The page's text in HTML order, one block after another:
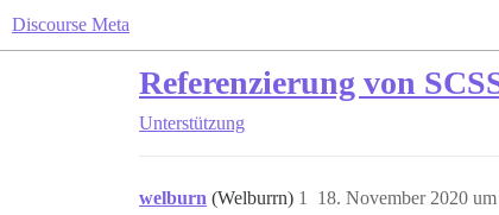
Discourse Meta
Referenzierung von
Unterstützung
welburn (Welburrn) 18. November 2020 um
1